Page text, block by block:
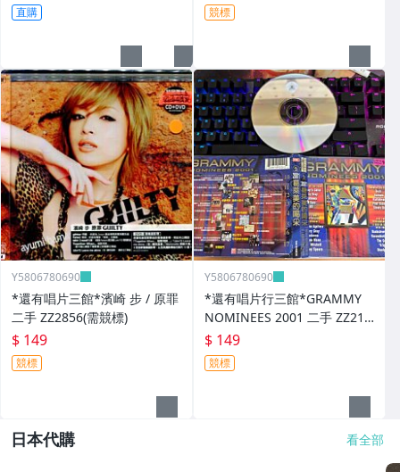
直購 競標
Y5806780690
*還有唱片三館*濱崎 步 / 原罪
二手 ZZ2856(需競標)
$ 149
競標
Y5806780690
*還有唱片行三館*GRAMMY
NOMINEES 2001 二手 ZZ214
03
$ 149
競標
日本代購 看全部